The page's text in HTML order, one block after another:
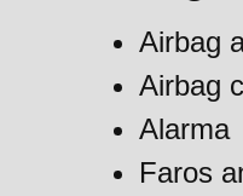
Airbag
Airbag
Alarma
Faros